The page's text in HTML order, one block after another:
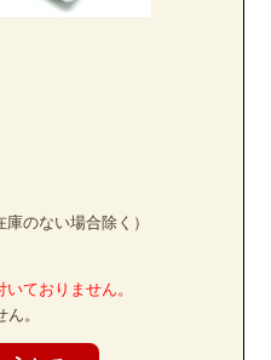
のない場合除く）
ておりません。
。